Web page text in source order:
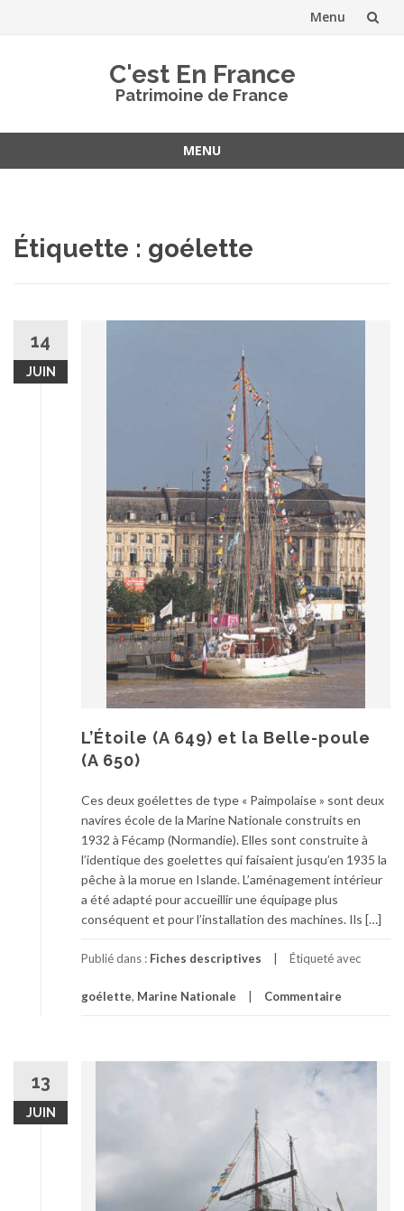
Menu
C'est En France
Patrimoine de France
MENU
Étiquette : goélette
14
JUIN
L’Étoile (A 649) et la Belle-poule
(A 650)
Ces deux goélettes de type « Paimpolaise » sont deux
navires école de la Marine Nationale construits en
1932 à Fécamp (Normandie). Elles sont construite à
l’identique des goelettes qui faisaient jusqu’en 1935 la
pêche à la morue en Islande. L’aménagement intérieur
a été adapté pour accueillir une équipage plus
conséquent et pour l’installation des machines. Ils […]
Publié dans : Fiches descriptives Étiqueté avec
goélette, Marine Nationale Commentaire
13
JUIN